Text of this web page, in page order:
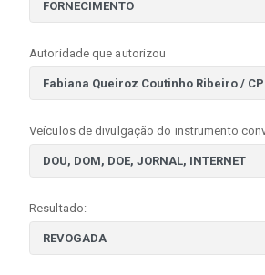
Autoridade que autorizou
Veículos de divulgação do instrumento
Resultado: